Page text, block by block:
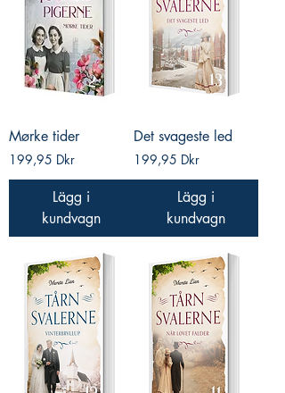
Mørke tider
Pris
199,95 Dkr
Lägg i
kundvagn
Det svageste led
Pris
199,95 Dkr
Lägg i
kundvagn